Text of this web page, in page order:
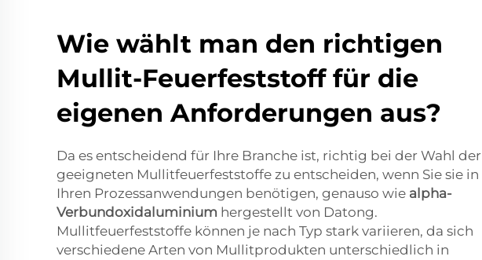
Wie wählt man den richtigen
Mullit-Feuerfeststoff für die
eigenen Anforderungen aus?
Da es entscheidend für Ihre Branche ist, richtig bei der Wahl der
geeigneten Mullitfeuerfeststoffe zu entscheiden, wenn Sie sie in
Ihren Prozessanwendungen benötigen, genauso wie alpha-
Verbundoxidaluminium hergestellt von Datong.
Mullitfeuerfeststoffe können je nach Typ stark variieren, da sich
verschiedene Arten von Mullitprodukten unterschiedlich in